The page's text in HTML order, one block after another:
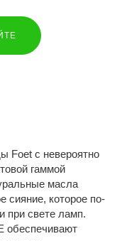
Foet с невероятно
гаммой
масла
сияние, которое по-
при свете ламп.
обеспечивают